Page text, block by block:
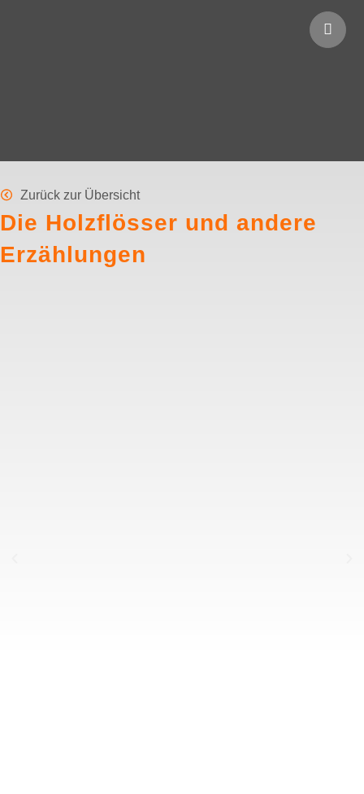
Zurück zur Übersicht
Die Holzflösser und andere
Erzählungen